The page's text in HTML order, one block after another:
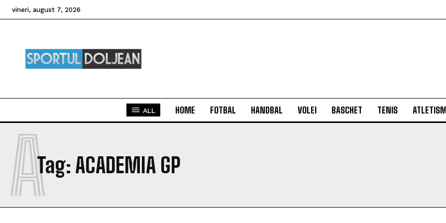
vineri, august 7, 2026
ALL HOME FOTBAL HANDBAL VOLEI BASCHET TENIS
Tag: ACADEMIA GP
A